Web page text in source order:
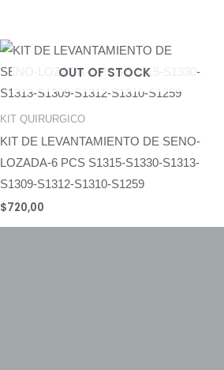
OUT OF STOCK
KIT QUIRURGICO
KIT DE LEVANTAMIENTO DE SENO-
LOZADA-6 PCS S1315-S1330-S1313-
S1309-S1312-S1310-S1259
$720,00